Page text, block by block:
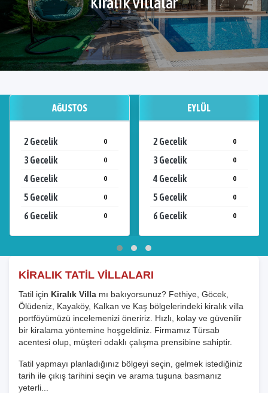
AĞUSTOS
2 Gecelik 0
3 Gecelik 0
4 Gecelik 0
5 Gecelik 0
6 Gecelik 0
EYLÜL
2 Gecelik 0
3 Gecelik 0
4 Gecelik 0
5 Gecelik 0
6 Gecelik 0
KİRALIK TATİL VİLLALARI
Tatil için Kiralık Villa mı bakıyorsunuz? Fethiye, Göcek,
Ölüdeniz, Kayaköy, Kalkan ve Kaş bölgelerindeki kiralık villa
portföyümüzü incelemenizi öneririz. Hızlı, kolay ve güvenilir
bir kiralama yöntemine hoşgeldiniz. Firmamız Türsab
acentesi olup, müşteri odaklı çalışma prensibine sahiptir.
Tatil yapmayı planladığınız bölgeyi seçin, gelmek istediğiniz
tarih ile çıkış tarihini seçin ve arama tuşuna basmanız
yeterli...